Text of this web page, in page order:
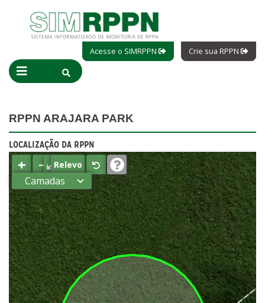
Acesse o SIMRPPN Crie sua RPPN
RPPN ARAJARA PARK
LOCALIZAÇÃO DA RPPN
+ −⤢Relevo
Camadas
Estados
Municípios
Terras
indígenas
(FUNAI)
UC Federal
UC Estaduais